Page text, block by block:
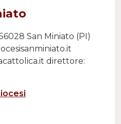
San Miniato (PI)
direttore: